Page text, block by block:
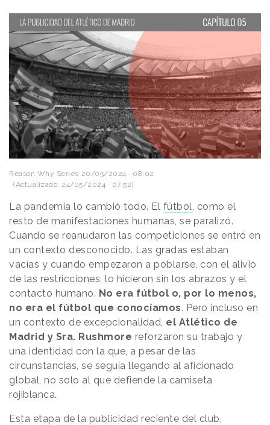
Reason Why Series 20/05/2024 · 08:02
(Actualizado: 24/05/2024 · 07:52)
La pandemia lo cambió todo. El fútbol, como el
resto de manifestaciones humanas, se paralizó.
Cuando se reanudaron las competiciones se entró en
un contexto desconocido. Las gradas estaban
vacías y cuando empezaron a poblarse, con el alivio
de las restricciones, lo hicieron sin los abrazos y el
contacto humano. No era fútbol o, por lo menos,
no era el fútbol que conocíamos. Pero incluso en
un contexto de excepcionalidad, el Atlético de
Madrid y Sra. Rushmore reforzaron su trabajo y
una identidad con la que, a pesar de las
circunstancias, se seguía llegando al aficionado
global, no solo al que defiende la camiseta
rojiblanca.
Esta etapa de la publicidad reciente del club,